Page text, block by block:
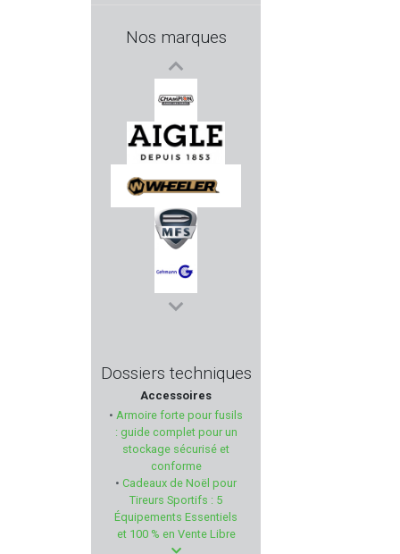
Nos marques
SUREFIRE
CHAMPION WORLD
AIGLE
WHEELER
MFS AMMUNITION
GEHMANN
PPS
GPA
GGG
PREVOT
Dossiers techniques
Accessoires
• Armoire forte pour fusils
: guide complet pour un
stockage sécurisé et
conforme
• Cadeaux de Noël pour
Tireurs Sportifs : 5
Équipements Essentiels
et 100 % en Vente Libre